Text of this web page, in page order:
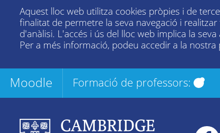
Aquest lloc web utilitza cookies pròpies i de
finalitat de permetre la seva navegació i realitzar
d'anàlisi. L'accés i ús del lloc web implica la seva
Per a més informació, podeu accedir a la nostra
Moodle Formació de professors: